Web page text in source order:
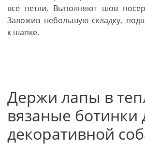
все петли. Выполняют шов
Заложив небольшую складку,
к шапке.
Держи лапы в
вязаные ботинки
декоративной